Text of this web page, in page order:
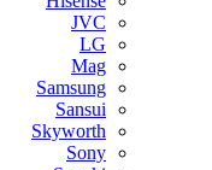
JVC
LG
Mag
Samsung
Sansui
Skyworth
Sony